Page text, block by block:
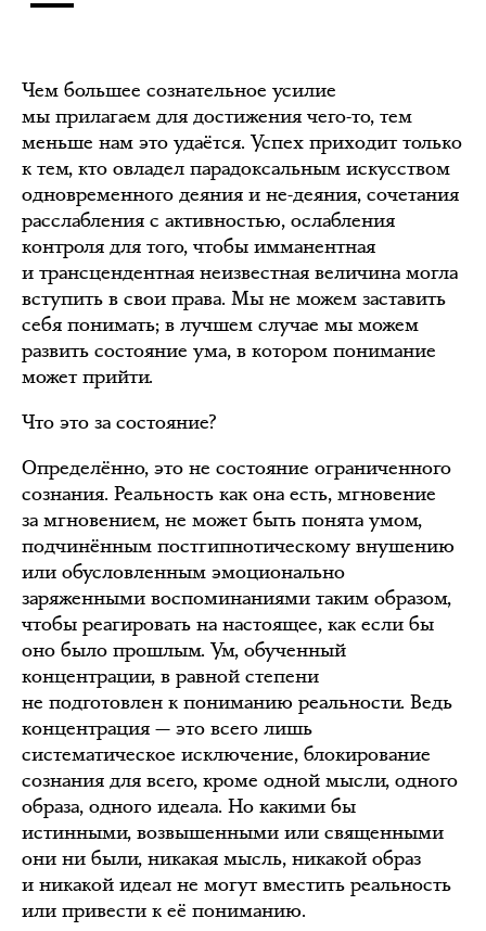
Чем большее сознательное усилие
мы прилагаем для достижения чего-то, тем
меньше нам это удаётся. Успех приходит только
к тем, кто овладел парадоксальным искусством
одновременного деяния и не-деяния, сочетания
расслабления с активностью, ослабления
контроля для того, чтобы имманентная
и трансцендентная неизвестная величина могла
вступить в свои права. Мы не можем заставить
себя понимать; в лучшем случае мы можем
развить состояние ума, в котором понимание
может прийти.
Что это за состояние?
Определённо, это не состояние ограниченного
сознания. Реальность как она есть, мгновение
за мгновением, не может быть понята умом,
подчинённым постгипнотическому внушению
или обусловленным эмоционально
заряженными воспоминаниями таким образом,
чтобы реагировать на настоящее, как если бы
оно было прошлым. Ум, обученный
концентрации, в равной степени
не подготовлен к пониманию реальности. Ведь
концентрация — это всего лишь
систематическое исключение, блокирование
сознания для всего, кроме одной мысли, одного
образа, одного идеала. Но какими бы
истинными, возвышенными или священными
они ни были, никакая мысль, никакой образ
и никакой идеал не могут вместить реальность
или привести к её пониманию.